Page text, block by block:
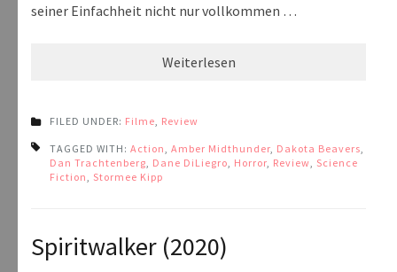
seiner Einfachheit nicht nur vollkommen …
Weiterlesen
FILED UNDER: Filme Review
TAGGED WITH: Action Amber Midthunder Dakota Beavers
Dan Trachtenberg Dane DiLiegro Horror Review Science
Fiction
Stormee Kipp
Spiritwalker (2020)